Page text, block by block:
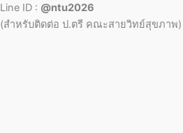
Line ID : @ntu2026
(สำหรับติดต่อ ป.ตรี คณะสายวิทย์สุขภาพ)